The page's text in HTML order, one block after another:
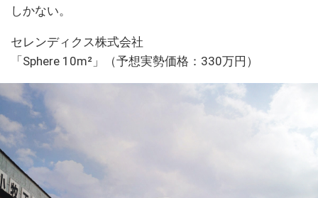
しかない。
セレンディクス株式会社
「Sphere 10m²」（予想実勢価格：330万円）